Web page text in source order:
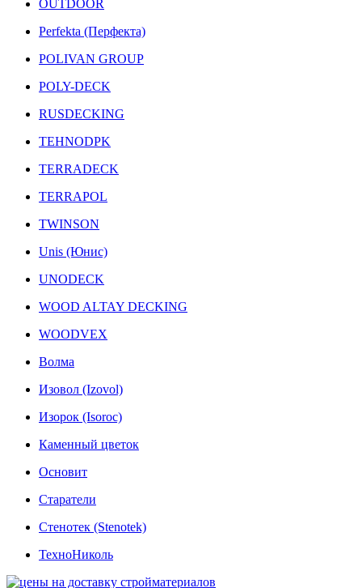
OUTDOOR
Perfekta (Перфекта)
POLIVAN GROUP
POLY-DECK
RUSDECKING
TEHNODPK
TERRADECK
TERRAPOL
TWINSON
Unis (Юнис)
UNODECK
WOOD ALTAY DECKING
WOODVEX
Волма
Изовол (Izovol)
Изорок (Isoroc)
Каменный цветок
Основит
Старатели
Стенотек (Stenotek)
ТехноНиколь